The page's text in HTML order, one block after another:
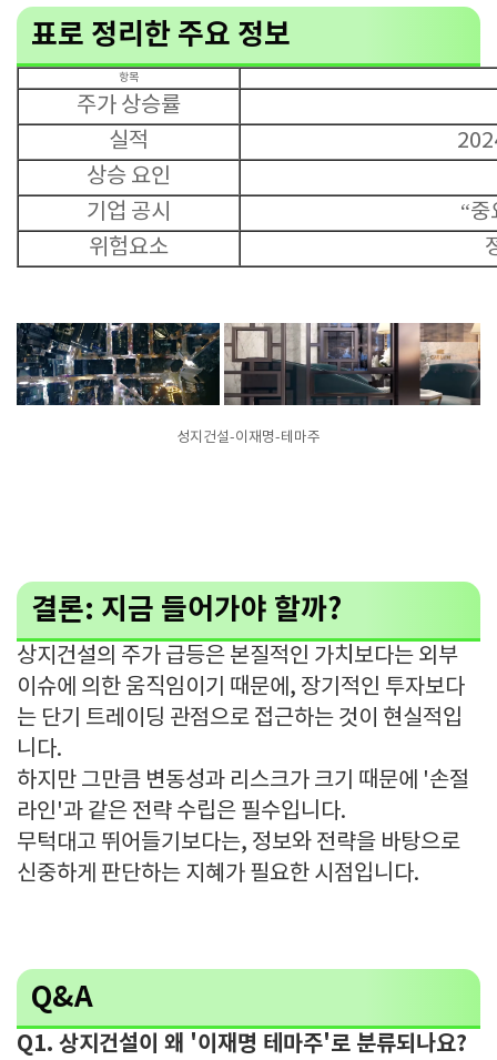
표로 정리한 주요 정보
항목
주가 상승률
실적
상승 요인
기업 공시
“중
위험요소
성지건설-이재명-테마주
결론: 지금 들어가야 할까?
상지건설의 주가 급등은 본질적인 가치보다는 외부
이슈에 의한 움직임이기 때문에, 장기적인 투자보다
는 단기 트레이딩 관점으로 접근하는 것이 현실적입
니다.
하지만 그만큼 변동성과 리스크가 크기 때문에 '손절
라인'과 같은 전략 수립은 필수입니다.
무턱대고 뛰어들기보다는, 정보와 전략을 바탕으로
신중하게 판단하는 지혜가 필요한 시점입니다.
Q&A
Q1. 상지건설이 왜 '이재명 테마주'로 분류되나요?